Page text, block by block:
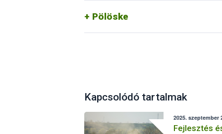
Pölöske
Kapcsolódó tartalmak
2025. szeptember
Fejlesztés